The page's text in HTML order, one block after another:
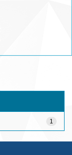
1